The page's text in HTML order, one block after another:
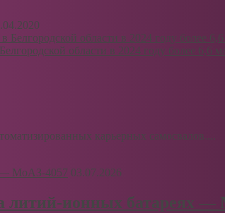
области в 2024 году более 6,6
карьерных самосвалов....
03.07.2026
ионных батареях —